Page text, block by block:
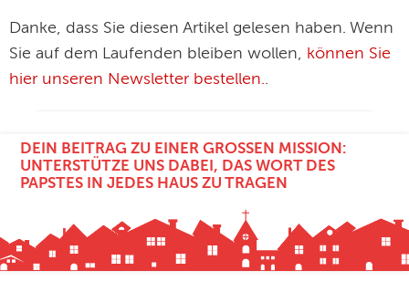
Danke, dass Sie diesen Artikel gelesen haben. Wenn
Sie auf dem Laufenden bleiben wollen, können Sie
hier unseren Newsletter bestellen..
DEIN BEITRAG ZU EINER GROSSEN MISSION: U
NTERSTÜTZE UNS DABEI, DAS WORT DES P
APSTES IN JEDES HAUS ZU TRAGEN